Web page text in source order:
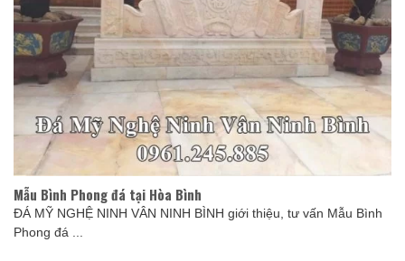
Mẫu Bình Phong đá tại Hòa Bình
ĐÁ MỸ NGHỆ NINH VÂN NINH BÌNH giới thiệu, tư vấn Mẫu Bình
Phong đá ...